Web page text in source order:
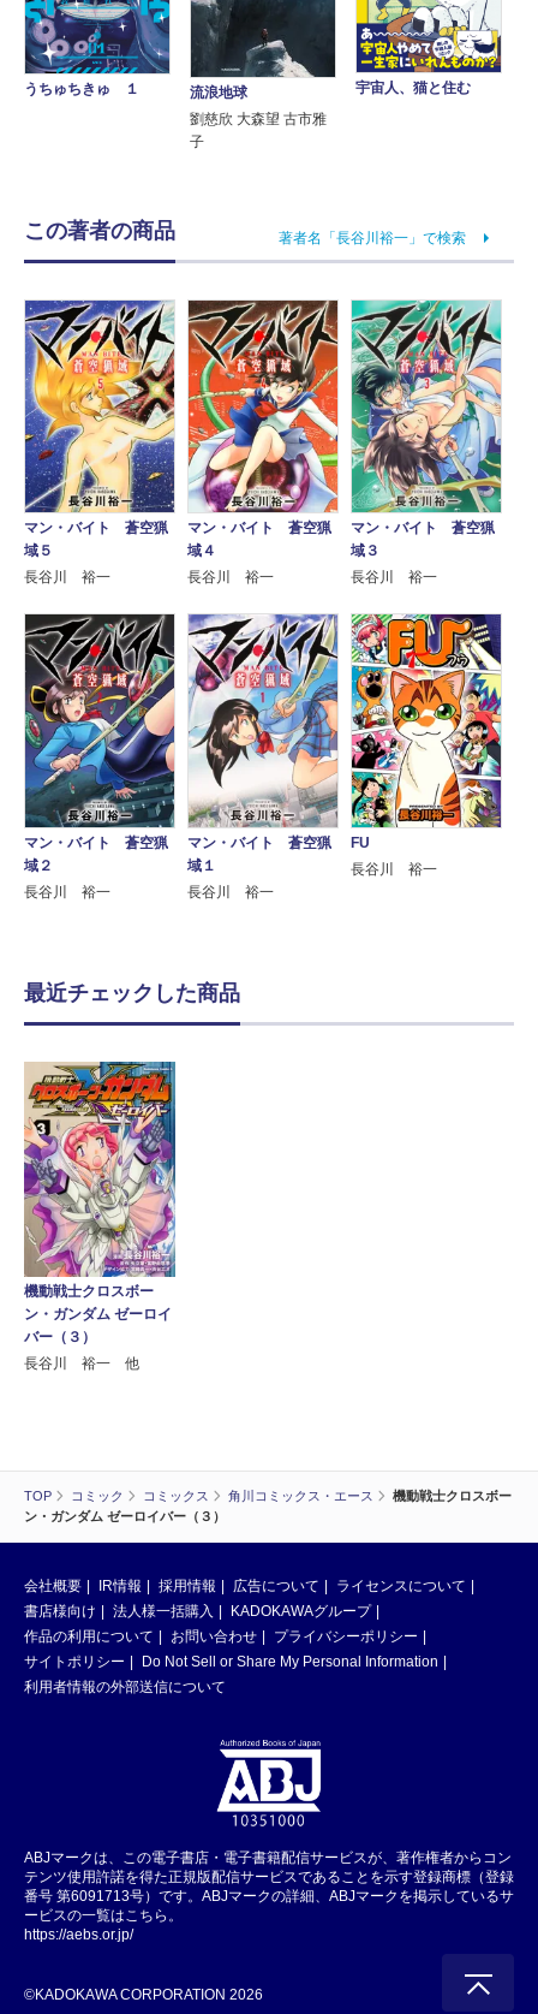
TOP コミック コミックス 角川コミックス・エース
機動戦士クロスボー
ン・ガンダム ゼーロイバー（３）
うちゅちきゅ １
流浪地球
劉慈欣 大森望 古市雅
子
宇宙人、猫と住む
この著者の商品 著者名「長谷川裕一」で検索
マン・バイト 蒼空猟
域５
長谷川 裕一
マン・バイト 蒼空猟
域４
長谷川 裕一
マン・バイト 蒼空猟
域３
長谷川 裕一
マン・バイト 蒼空猟
域２
長谷川 裕一
マン・バイト 蒼空猟
域１
長谷川 裕一
FU
長谷川 裕一
最近チェックした商品
機動戦士クロスボー
ン・ガンダム ゼーロイ
バー（３）
長谷川 裕一 他
会社概要 IR情報 採用情報 広告について
ライセンスについて
書店様向け
法人様一括購入
KADOKAWAグループ
作品の利用について
お問い合わせ
プライバシーポリシー
サイトポリシー
Do Not Sell or Share My Personal Information
利用者情報の外部送信について
ABJマークは、この電子書店・電子書籍配信サービスが、著作権者からコン
テンツ使用許諾を得た正規版配信サービスであることを示す登録商標（登録
番号 第6091713号）です。ABJマークの詳細、ABJマークを掲示しているサ
ービスの一覧はこちら。
https://aebs.or.jp/
©KADOKAWA CORPORATION 2026